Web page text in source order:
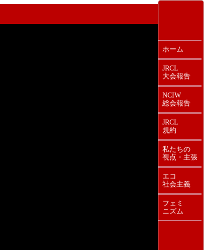
ホーム
JRCL
大会報告
NCIW
総会報告
JRCL
規約
私たちの
視点・主張
エコ
社会主義
フェミ
ニズム